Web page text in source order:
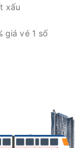
xấu
giá vé 1 số